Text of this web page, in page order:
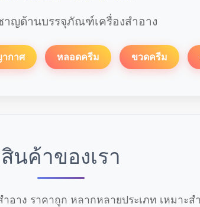
าญด้านบรรจุภัณฑ์เครื่องสำอาง
กาศ หลอดครีม ขวดครีม
สินค้าของเรา
าง ราคาถูก หลากหลายประเภท เหมาะส